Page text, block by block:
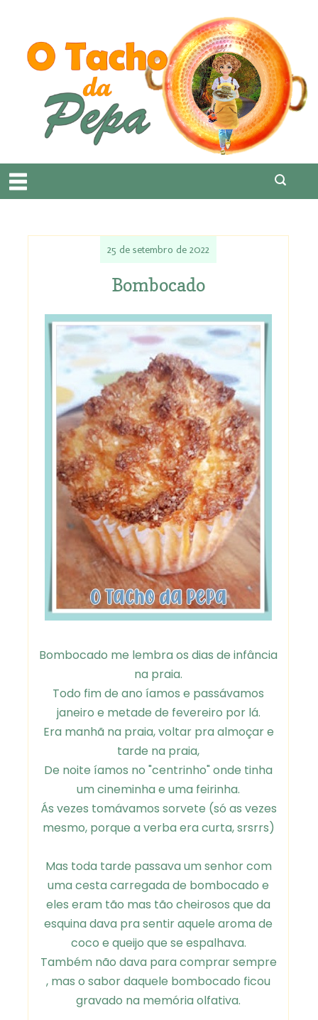
25 de setembro de 2022
Bombocado
Bombocado me lembra os dias de infância
na praia.
Todo fim de ano íamos e passávamos
janeiro e metade de fevereiro por lá.
Era manhã na praia, voltar pra almoçar e
tarde na praia,
De noite íamos no "centrinho" onde tinha
um cineminha e uma feirinha.
Ás vezes tomávamos sorvete (só as vezes
mesmo, porque a verba era curta, srsrrs)
Mas toda tarde passava um senhor com
uma cesta carregada de bombocado e
eles eram tão mas tão cheirosos que da
esquina dava pra sentir aquele aroma de
coco e queijo que se espalhava.
Também não dava para comprar sempre
, mas o sabor daquele bombocado ficou
gravado na memória olfativa.